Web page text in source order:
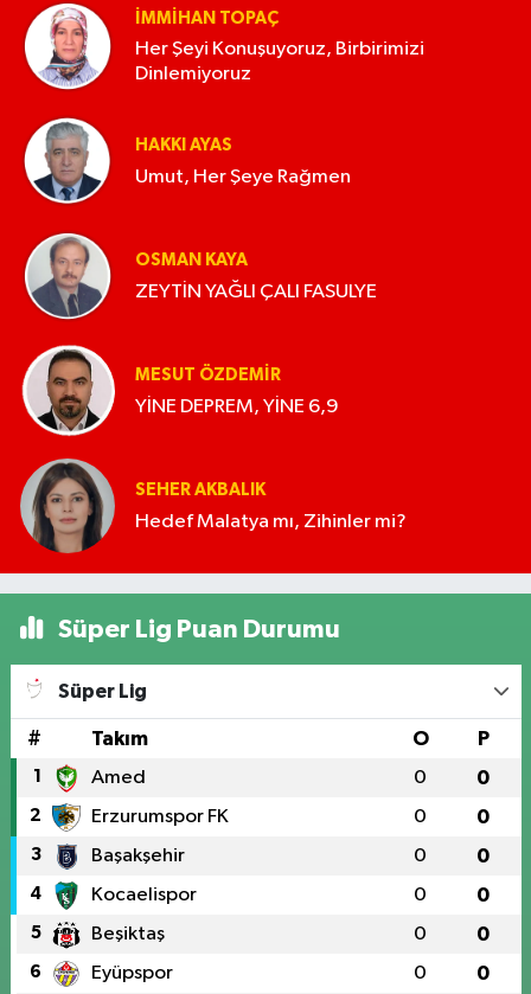
İMMIHAN TOPAÇ
Her Şeyi Konuşuyoruz, Birbirimizi
Dinlemiyoruz
HAKKI AYAS
Umut, Her Şeye Rağmen
OSMAN KAYA
ZEYTİN YAĞLI ÇALI FASULYE
MESUT ÖZDEMIR
YİNE DEPREM, YİNE 6,9
SEHER AKBALIK
Hedef Malatya mı, Zihinler mi?
Süper Lig Puan Durumu
Süper Lig
# Takım O P
1 Amed 0 0
2 Erzurumspor FK 0 0
3 Başakşehir 0 0
4 Kocaelispor 0 0
5 Beşiktaş 0 0
6 Eyüpspor 0 0